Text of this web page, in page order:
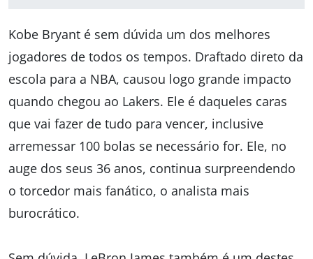
Kobe Bryant é sem dúvida um dos melhores
jogadores de todos os tempos. Draftado direto da
escola para a NBA, causou logo grande impacto
quando chegou ao Lakers. Ele é daqueles caras
que vai fazer de tudo para vencer, inclusive
arremessar 100 bolas se necessário for. Ele, no
auge dos seus 36 anos, continua surpreendendo
o torcedor mais fanático, o analista mais
burocrático.